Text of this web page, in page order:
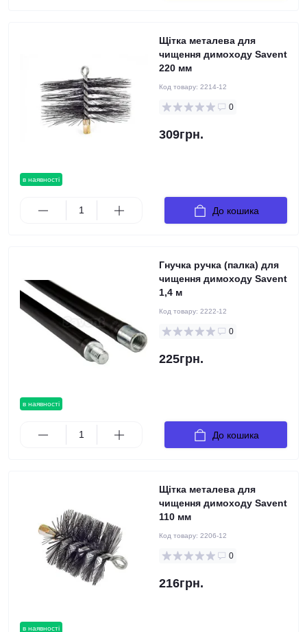
в наявності
Щітка металева для
чищення димоходу Savent
220 мм
Код товару: 2214-12
0
309грн.
До кошика
в наявності
Гнучка ручка (палка) для
чищення димоходу Savent
1,4 м
Код товару: 2222-12
0
225грн.
До кошика
в наявності
Щітка металева для
чищення димоходу Savent
110 мм
Код товару: 2206-12
0
216грн.